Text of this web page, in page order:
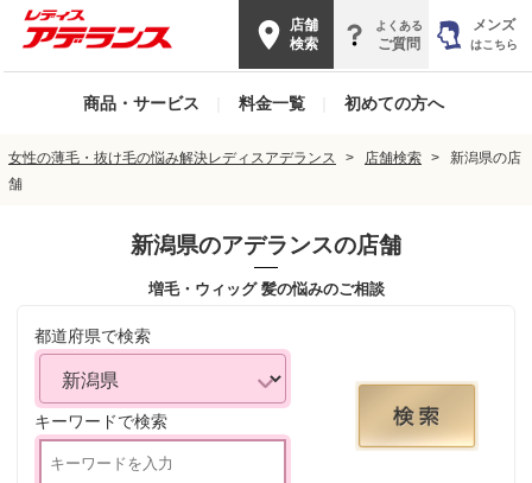
店舗
検索
よくある
ご質問
メンズ
はこちら
商品・サービス 料金一覧 初めての方へ
女性の薄毛・抜け毛の悩み解決レディスアデランス 店舗検索
新潟県の店
舗
新潟県のアデランスの店舗
増毛・ウィッグ 髪の悩みのご相談
都道府県で検索
キーワードで検索